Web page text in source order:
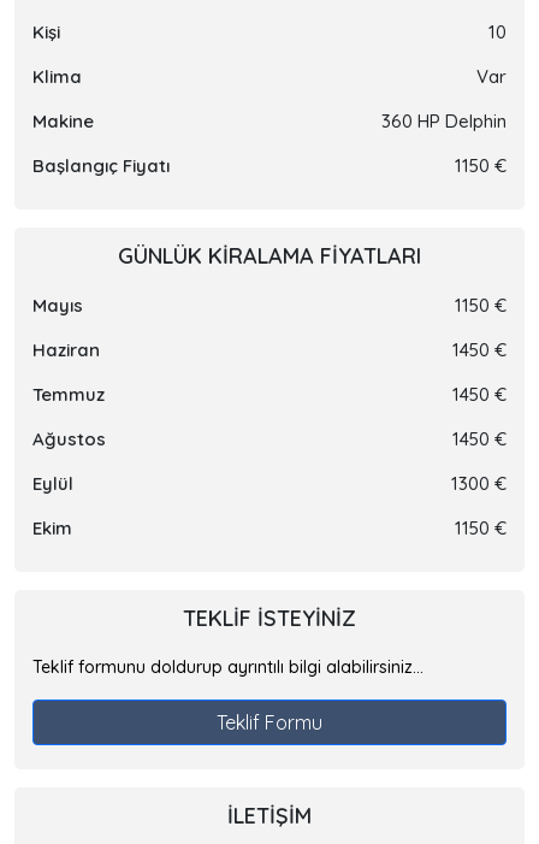
Kişi
10
Klima
Var
Makine
360 HP Delphin
Başlangıç Fiyatı
1150 €
GÜNLÜK KIRALAMA FIYATLARI
Mayıs
1150 €
Haziran
1450 €
Temmuz
1450 €
Ağustos
1450 €
Eylül
1300 €
Ekim
1150 €
TEKLIF ISTEYINIZ
Teklif formunu doldurup ayrıntılı bilgi alabilirsiniz...
Teklif Formu
İLETIŞIM